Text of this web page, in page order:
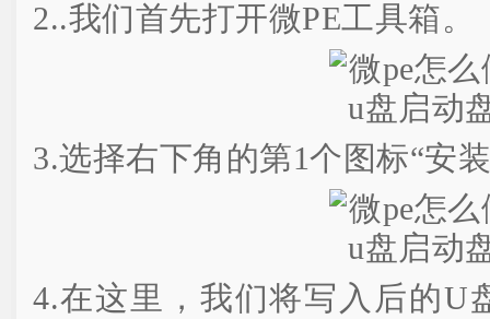
2..我们首先打开微PE工具箱。
3.选择右下角的第1个图标“安
4.在这里，我们将写入后的U